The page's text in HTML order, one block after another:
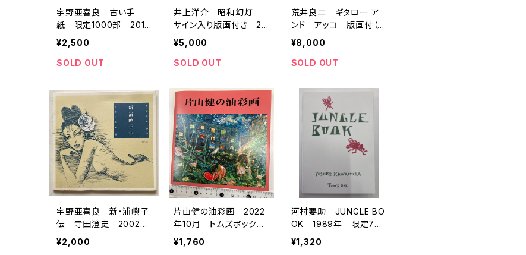
宇野亜喜良 古い手
紙 限定1000部 2012
年 トムズボックス
¥2,500
SOLD OUT
井上洋介 昭和幻灯
サイン入り版画付き 20
13年 限定230部 トム
ズボックス
¥5,000
SOLD OUT
荒井良二 ギタロー ア
ンド アッコ 版画付（サ
イン） MO CASEシリー
ズ 1996年 トムズボッ
クス
¥8,000
SOLD OUT
宇野亜喜良 新・浦嶼子
伝 寺田澄史 2002
年 限定400部 トムズ
ボックス
¥2,000
片山健の油彩画 2022
年10月 トムズボックス
刊
¥1,760
河村要助 JUNGLE BO
OK 1989年 限定798
部 メリーさんの絵本10
トムズボックス刊
¥1,320